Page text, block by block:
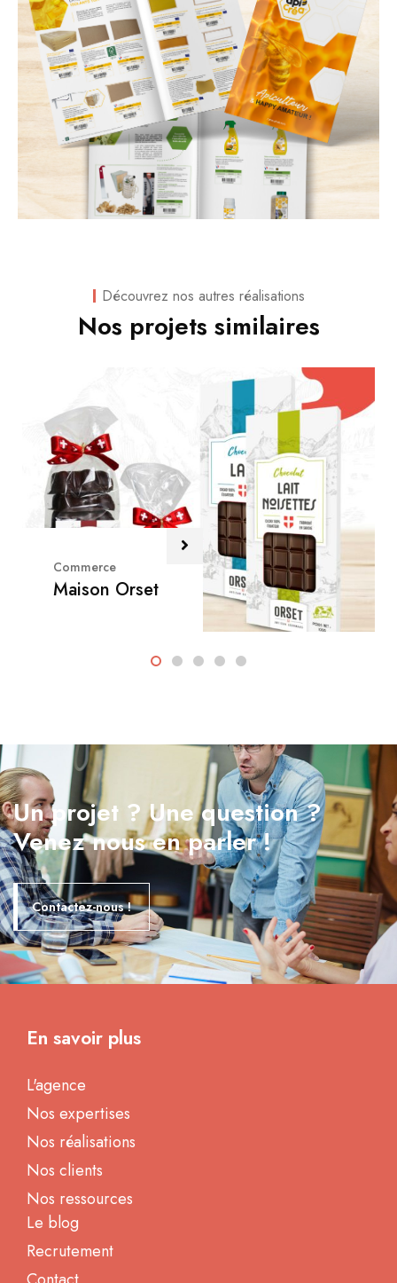
Découvrez nos autres réalisations
Nos projets similaires
Commerce
Maison Orset
Un projet ? Une question ?
Venez nous en parler !
Contactez-nous !
En savoir plus
L'agence
Nos expertises
Nos réalisations
Nos clients
Nos ressources
Le blog
Recrutement